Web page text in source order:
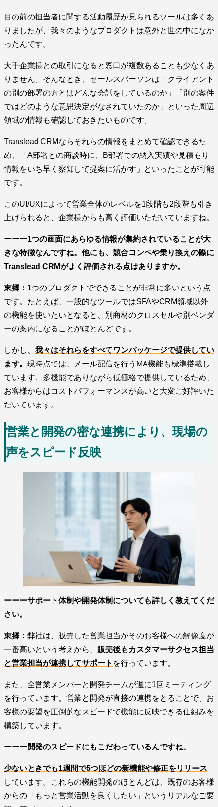
目の前の担当者に関する活動履歴が見られるツールは多くあ
りましたが、我々のようなプロダクトは意外と世の中になか
ったんです。
大手企業様との取引になると窓口が複数あることも少なくあ
りません。そんなとき、セールスパーソンは「クライアント
の別の部署の方とはどんな会話をしているのか」「別の案件
ではどのような意思決定がなされていたのか」といった周辺
領域の情報も確認しておきたいものです。
Translead CRMならそれらの情報をまとめて確認できるた
め、「A部署との商談時に、B部署での納入実績や見積もり
情報をいち早く察知して提案に活かす」といったことが可能
です。
このUI/UXによって営業全体のレベルを1段階も2段階も引き
上げられると、企業様からも高く評価いただいていますね。
ーーー1つの画面にあらゆる情報が集約されていることが大
きな特徴なんですね。他にも、競合コンペや乗り換えの際に
Translead CRMがよく評価される点はありますか。
東郷： 1つのプロダクトでできることが非常に多いという点
です。たとえば、一般的なツールではSFAやCRM領域以外
の機能を使いたいとなると、別商材のクロスセルや別ベンダ
ーの案内になることがほとんどです。
しかし、 我々はそれらをすべてワンパッケージで提供してい
ます。 現時点では、メール配信を行うMA機能も標準搭載し
ています。多機能でありながら低価格で提供しているため、
お客様からはコストパフォーマンスが高いと大変ご好評いた
だいています。
営業と開発の密な連携により、現場の
声をスピード反映
ーーーサポート体制や開発体制についても詳しく教えてくだ
さい。
東郷： 弊社は、販売した営業担当がそのお客様への解像度が
一番高いという考えから、 販売後もカスタマーサクセス担当
と営業担当が連携してサポート を行っています。
また、全営業メンバーと開発チームが週に1回ミーティング
を行っています。営業と開発が直接の連携をとることで、お
客様の要望を圧倒的なスピードで機能に反映できる仕組みを
構築しています。
ーーー開発のスピードにもこだわっているんですね。
少ないときでも1週間で5つほどの新機能や修正をリリース
しています。これらの機能開発のほとんどは、既存のお客様
からの「もっと営業活動を良くしたい」というリアルなご要